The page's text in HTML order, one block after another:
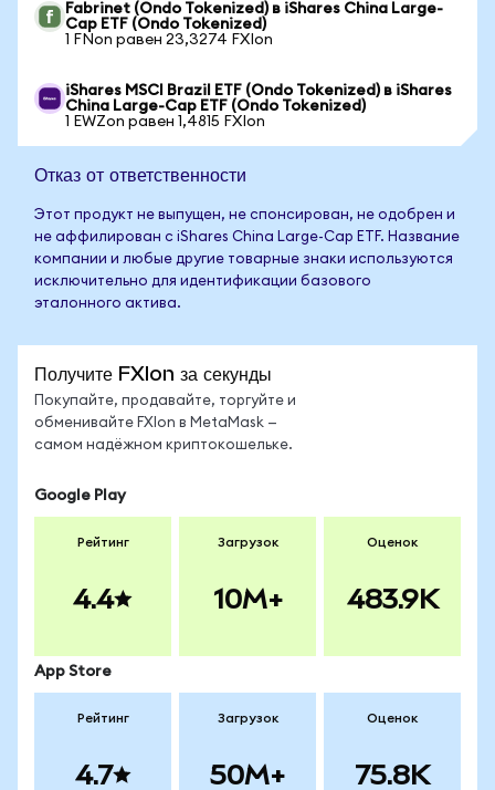
Fabrinet (Ondo Tokenized) в iShares China Large-
Cap ETF (Ondo Tokenized)
1 FNon равен 23,3274 FXIon
iShares MSCI Brazil ETF (Ondo Tokenized) в iShares
China Large-Cap ETF (Ondo Tokenized)
1 EWZon равен 1,4815 FXIon
Отказ от ответственности
Этот продукт не выпущен, не спонсирован, не одобрен и
не аффилирован с iShares China Large-Cap ETF. Название
компании и любые другие товарные знаки используются
исключительно для идентификации базового
эталонного актива.
Получите FXIon за секунды
Покупайте, продавайте, торгуйте и
обменивайте FXIon в MetaMask —
самом надёжном криптокошельке.
Google Play
Рейтинг
4.4
Загрузок
10M+
Оценок
483.9K
App Store
Рейтинг
4.7
Загрузок
50M+
Оценок
75.8K